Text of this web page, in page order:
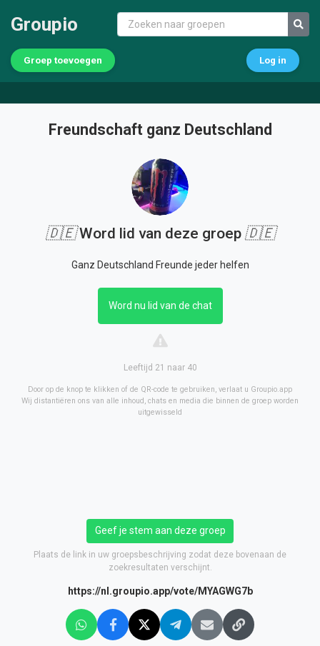
Groupio
Groep toevoegen Log in
Freundschaft ganz Deutschland
🇩🇪Word lid van deze groep 🇩🇪
Ganz Deutschland Freunde jeder helfen
Word nu lid van de chat
Leeftijd 21 naar 40
Door op de knop te klikken of de QR-code te gebruiken, verlaat u Groupio.app
Wij distantiëren ons van alle inhoud, chats en media die binnen de groep worden
uitgewisseld
Geef je stem aan deze groep
Plaats de link in uw groepsbeschrijving zodat deze bovenaan de
zoekresultaten verschijnt.
https://nl.groupio.app/vote/MYAGWG7b